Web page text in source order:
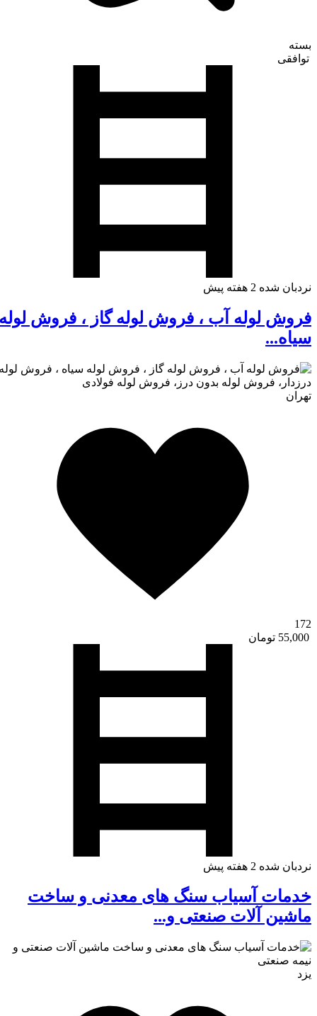
بسته
توافقی
نردبان شده2 هفته پیش
فروش لوله آب ، فروش لوله گاز ، فروش لوله
سیاه...
تهران
172
55,000 تومان
نردبان شده2 هفته پیش
خدمات آسیاب سنگ های معدنی و ساخت
ماشین آلات صنعتی و...
یزد